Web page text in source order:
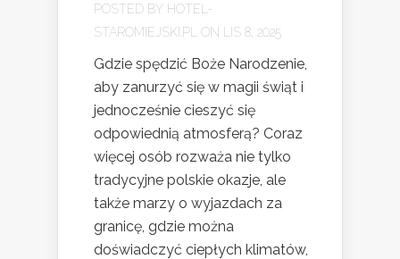
POSTED BY HOTEL-
STAROMIEJSKI.PL
ON LIS 8, 2025
Gdzie spędzić Boże Narodzenie,
aby zanurzyć się w magii świąt i
jednocześnie cieszyć się
odpowiednią atmosferą? Coraz
więcej osób rozważa nie tylko
tradycyjne polskie okazje, ale
także marzy o wyjazdach za
granicę, gdzie można
doświadczyć ciepłych klimatów,